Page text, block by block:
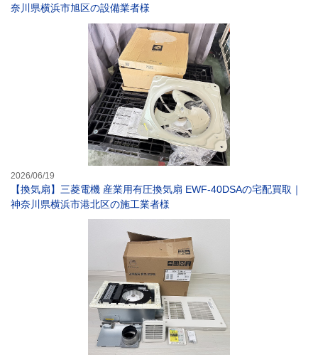
奈川県横浜市旭区の設備業者様
2026/06/19
【換気扇】三菱電機 産業用有圧換気扇 EWF-40DSAの宅配買取｜
神奈川県横浜市港北区の施工業者様